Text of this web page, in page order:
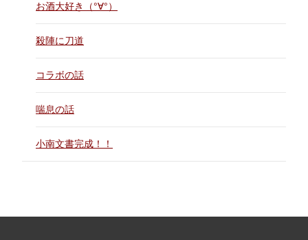
お酒大好き（°∀°）
殺陣に刀道
コラボの話
喘息の話
小南文書完成！！